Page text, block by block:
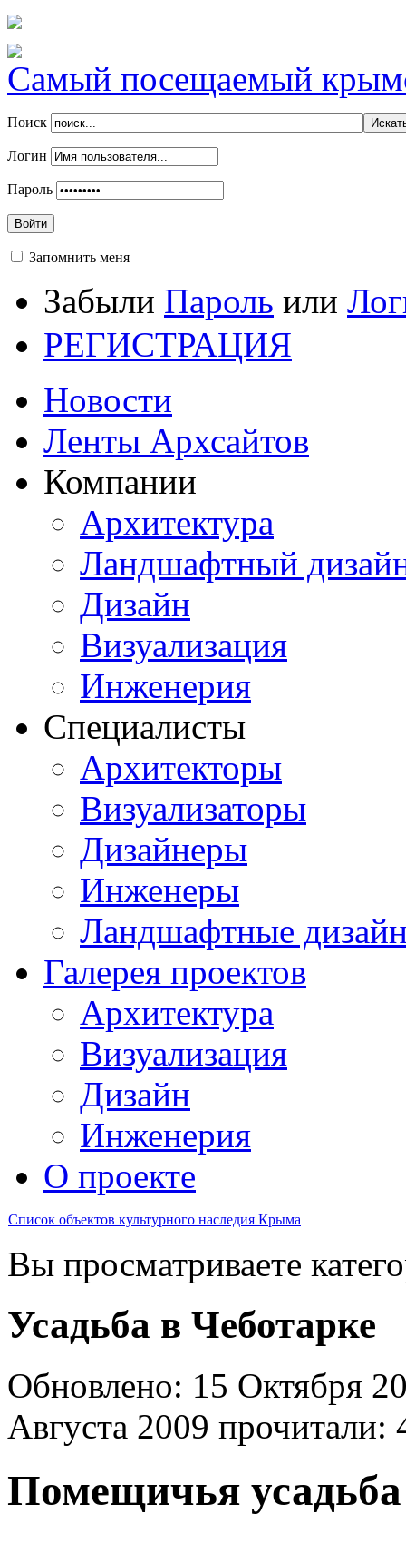
Самый посещаемый
Поиск
Логин
Пароль
Войти
Запомнить меня
Забыли Пароль или
РЕГИСТРАЦИЯ
Новости
Ленты Архсайтов
Компании
Архитектура
Ландшафтный
Дизайн
Визуализация
Инженерия
Специалисты
Архитекторы
Визуализаторы
Дизайнеры
Инженеры
Ландшафтные
Галерея проектов
Архитектура
Визуализация
Дизайн
Инженерия
О проекте
Список объектов культурного наследия Крыма
Вы просматриваете
Усадьба в Чеботарке
Обновлено: 15 Октября
Августа 2009 прочитали:
Помещичья